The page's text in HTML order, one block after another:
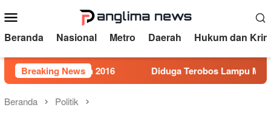
ke
kontenMobile
Beranda Nasional Metro Daerah Hukum dan
Breaking News
5 Tahun 2016 Diduga Terobos Lampu Merah,
Beranda Politik